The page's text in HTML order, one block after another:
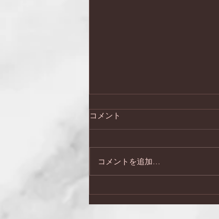
日本会議兵庫 第２７回総
会・記念講演会
コメント
コメントを追加…